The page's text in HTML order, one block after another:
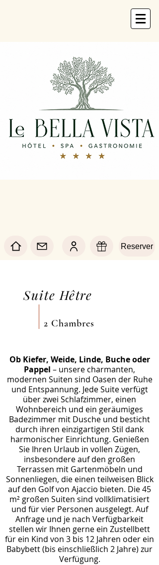
Reserver
Suite Hêtre
2 Chambres
Ob Kiefer, Weide, Linde, Buche oder
Pappel – unsere charmanten,
modernen Suiten sind Oasen der Ruhe
und Entspannung. Jede Suite verfügt
über zwei Schlafzimmer, einen
Wohnbereich und ein geräumiges
Badezimmer mit Dusche und besticht
durch ihren einzigartigen Stil dank
harmonischer Einrichtung. Genießen
Sie Ihren Urlaub in vollen Zügen,
insbesondere auf den großen
Terrassen mit Gartenmöbeln und
Sonnenliegen, die einen teilweisen Blick
auf den Golf von Ajaccio bieten. Die 45
m² großen Suiten sind vollklimatisiert
und für vier Personen ausgelegt. Auf
Anfrage und je nach Verfügbarkeit
stellen wir Ihnen gerne ein Zustellbett
für ein Kind von 3 bis 12 Jahren oder ein
Babybett (bis einschließlich 2 Jahre) zur
Verfügung.